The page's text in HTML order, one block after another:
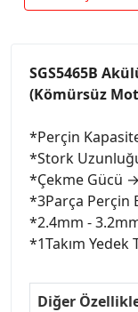
SGS5465B
(Kömürsüz
*Perçin
*Stork
*Çekme Gücü
*3Parça Perçin
*2.4mm -
*1Takım Yedek
Diğer